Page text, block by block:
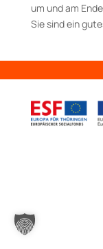
um und am
Sie sind ein